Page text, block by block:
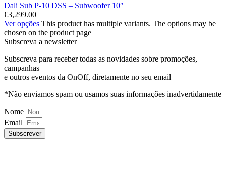
Dali Sub P-10 DSS – Subwoofer 10″
€3,299.00
Ver opções This product has multiple variants. The options may be
chosen on the product page
Subscreva a newsletter
Subscreva para receber todas as novidades sobre promoções,
campanhas
e outros eventos da OnOff, diretamente no seu email
*Não enviamos spam ou usamos suas informações inadvertidamente
Nome
Email
Subscrever